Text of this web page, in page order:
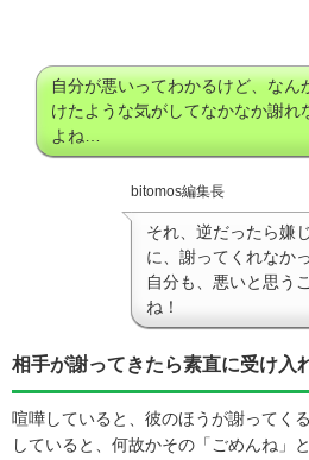
自分が悪いってわかるけど、なん
けたような気がしてなかなか謝れ
よね…
bitomos編集長
それ、逆だったら嫌
に、謝ってくれなか
自分も、悪いと思う
ね！
相手が謝ってきたら素直に受け入
喧嘩していると、彼のほうが謝ってく
していると、何故かその「ごめんね」